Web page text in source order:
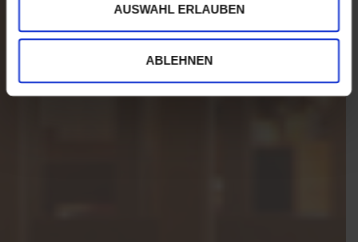
AUSWAHL ERLAUBEN
ABLEHNEN